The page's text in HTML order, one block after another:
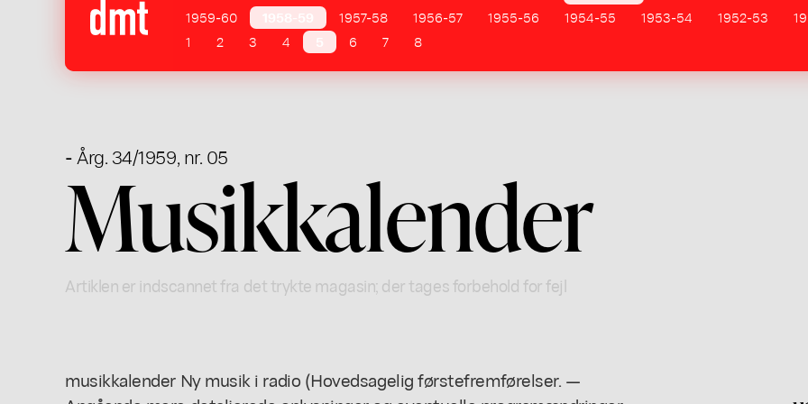
1959-60
1957-58 1956-57 1955-56 1954-55 1953-54 1952-53
1
2 3 4 6 7 8
- Årg. 34/1959, nr. 05
Musikkalender
Artiklen er indscannet fra det trykte magasin; der tages forbehold for fejl
musikkalender Ny musik i radio (Hovedsagelig førstefremførelser. —